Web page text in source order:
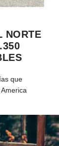
NORTE
que